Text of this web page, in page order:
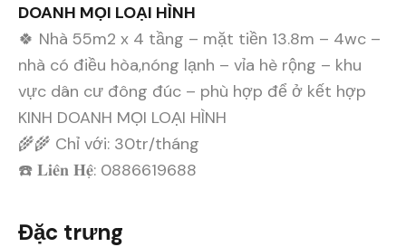
DOANH MỌI LOẠI HÌNH
🍀 Nhà 55m2 x 4 tầng – mặt tiền 13.8m – 4wc –
nhà có điều hòa,nóng lạnh – vỉa hè rộng – khu
vực dân cư đông đúc – phù hợp để ở kết hợp
KINH DOANH MỌI LOẠI HÌNH
🌾🌾 Chỉ với: 30tr/tháng
☎️ 𝐋𝐢𝐞̂𝐧 𝐇𝐞̣̂: 0886619688
Đặc trưng